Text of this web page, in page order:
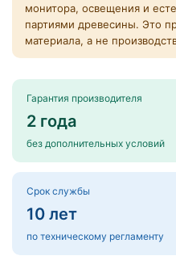
монитора, освещения и
партиями древесины. Это
материала, а не
Гарантия производителя
2 года
без дополнительных условий
Срок службы
10 лет
по техническому регламенту